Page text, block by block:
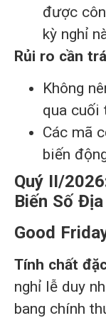
được
kỳ nghỉ
Rủi ro cần
Không
qua cuối
Các mã
biến
Quý II/
Biến Số
Good
Tính chất
nghỉ lễ duy
bang chính